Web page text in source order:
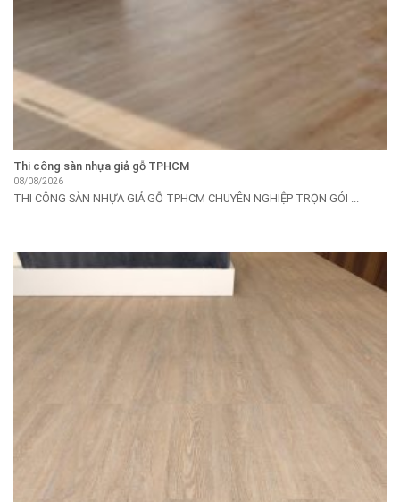
Thi công sàn nhựa giả gỗ TPHCM
08/08/2026
THI CÔNG SÀN NHỰA GIẢ GỖ TPHCM CHUYÊN NGHIỆP TRỌN GÓI ...